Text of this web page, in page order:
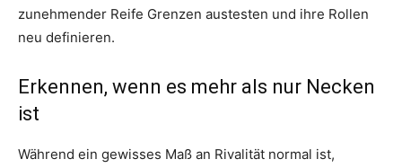
zunehmender Reife Grenzen austesten und ihre Rollen
neu definieren.
Erkennen, wenn es mehr als nur Necken
ist
Während ein gewisses Maß an Rivalität normal ist,